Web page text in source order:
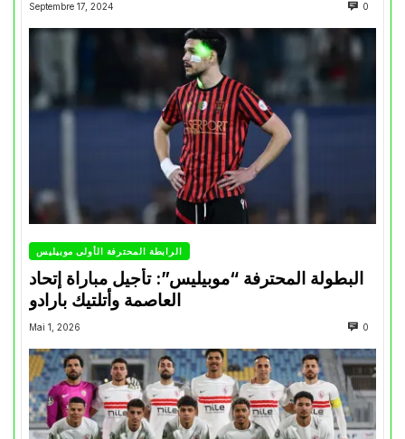
Septembre 17, 2024 0
الرابطة المحترفة الأولى موبيليس
البطولة المحترفة “موبيليس”: تأجيل مباراة إتحاد
العاصمة وأتلتيك بارادو
Mai 1, 2026 0